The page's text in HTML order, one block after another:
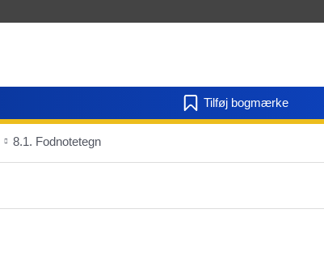
Tilføj bogmærke
8.1. Fodnotetegn